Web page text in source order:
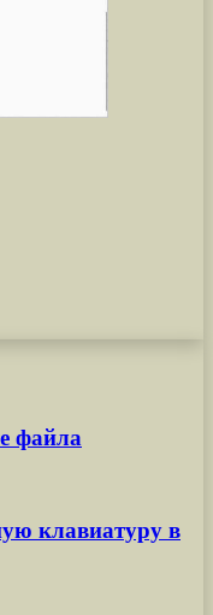
файла
клавиатуру в